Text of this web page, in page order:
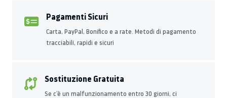
Pagamenti Sicuri
Carta, PayPal, Bonifico e a rate. Metodi di pagamento
tracciabili, rapidi e sicuri
Sostituzione Gratuita
Se c’è un malfunzionamento entro 30 giorni, ci